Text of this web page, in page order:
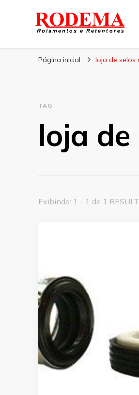
Rodema
Página inicial loja de selos
TAG
loja de
Exibindo: 1 - 1 de 1